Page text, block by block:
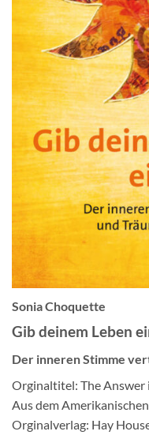
Sonia Choquette
Gib deinem Leben
Der inneren Stimme
Orginaltitel: The Answer
Aus dem
Orginalverlag: Hay